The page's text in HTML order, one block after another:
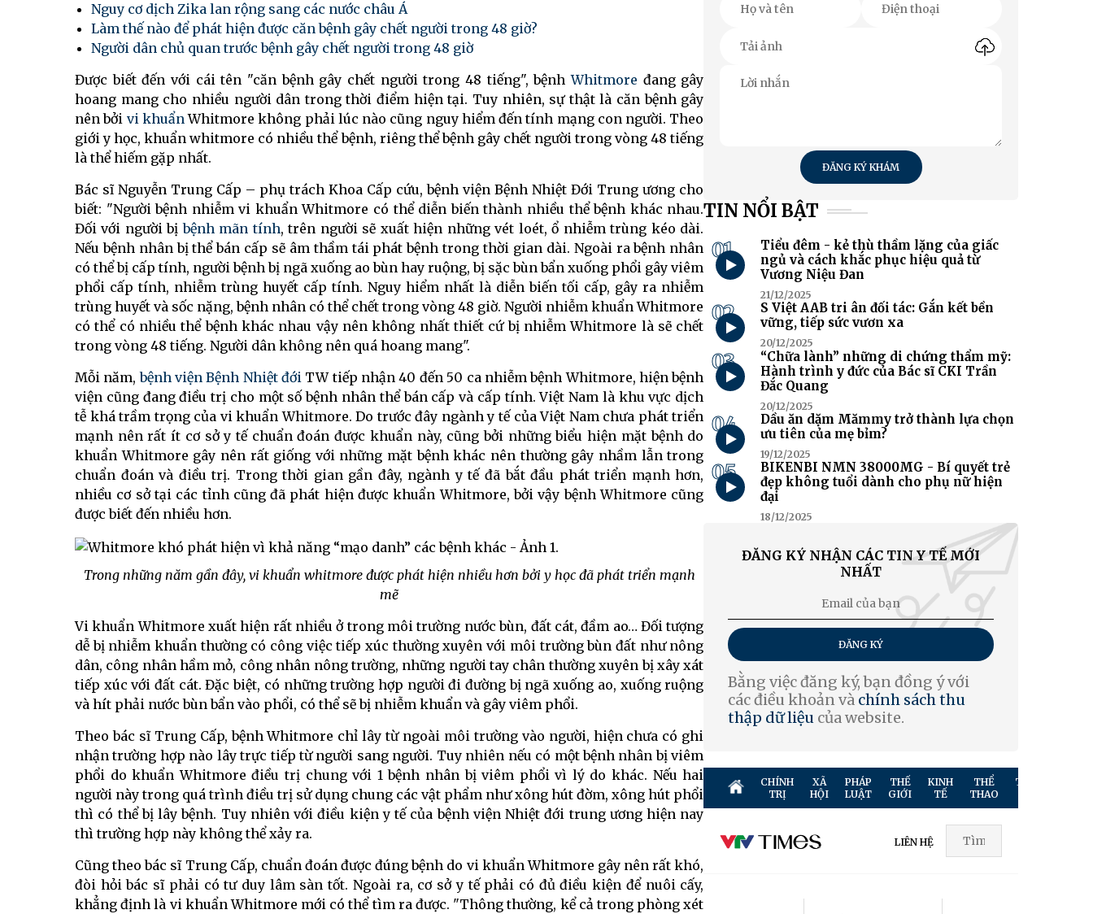
Nguy cơ dịch Zika lan rộng sang các nước châu Á
Làm thế nào để phát hiện được căn bệnh gây chết người trong 48 giờ?
Người dân chủ quan trước bệnh gây chết người trong 48 giờ
Được biết đến với cái tên "căn bệnh gây chết người trong 48 tiếng", bệnhWhitmore đang gây
hoang mang cho nhiều người dân trong thời điểm hiện tại. Tuy nhiên, sự thật là căn bệnh gây
nên bởi vi khuẩnWhitmore không phải lúc nào cũng nguy hiểm đến tính mạng con người. Theo
giới y học, khuẩn whitmore có nhiều thể bệnh, riêng thể bệnh gây chết người trong vòng 48 tiếng
là thể hiếm gặp nhất.
Bác sĩ Nguyễn Trung Cấp – phụ trách Khoa Cấp cứu, bệnh viện Bệnh Nhiệt Đới Trung ương cho
biết: "Người bệnh nhiễm vi khuẩn Whitmore có thể diễn biến thành nhiều thể bệnh khác nhau.
Đối với người bịbệnh mãn tính, trên người sẽ xuất hiện những vét loét, ổ nhiễm trùng kéo dài.
Nếu bệnh nhân bị thể bán cấp sẽ âm thầm tái phát bệnh trong thời gian dài. Ngoài ra bệnh nhân
có thể bị cấp tính, người bệnh bị ngã xuống ao bùn hay ruộng, bị sặc bùn bẩn xuống phổi gây viêm
phổi cấp tính, nhiễm trùng huyết cấp tính. Nguy hiểm nhất là diễn biến tối cấp, gây ra nhiễm
trùng huyết và sốc nặng, bệnh nhân có thể chết trong vòng 48 giờ. Người nhiễm khuẩn Whitmore
có thể có nhiều thể bệnh khác nhau vậy nên không nhất thiết cứ bị nhiễm Whitmore là sẽ chết
trong vòng 48 tiếng. Người dân không nên quá hoang mang".
Mỗi năm,bệnh viện Bệnh Nhiệt đới TW tiếp nhận 40 đến 50 ca nhiễm bệnh Whitmore, hiện bệnh
viện cũng đang điều trị cho một số bệnh nhân thể bán cấp và cấp tính. Việt Nam là khu vực dịch
tễ khá trầm trọng của vi khuẩn Whitmore. Do trước đây ngành y tế của Việt Nam chưa phát triển
mạnh nên rất ít cơ sở y tế chuẩn đoán được khuẩn này, cũng bởi những biểu hiện mặt bệnh do
khuẩn Whitmore gây nên rất giống với những mặt bệnh khác nên thường gây nhầm lẫn trong
chuẩn đoán và điều trị. Trong thời gian gần đây, ngành y tế đã bắt đầu phát triển mạnh hơn,
nhiều cơ sở tại các tỉnh cũng đã phát hiện được khuẩn Whitmore, bởi vậy bệnh Whitmore cũng
được biết đến nhiều hơn.
Trong những năm gần đây, vi khuẩn whitmore được phát hiện nhiều hơn bởi y học đã phát triển mạnh
mẽ
Vi khuẩn Whitmore xuất hiện rất nhiều ở trong môi trường nước bùn, đất cát, đầm ao… Đối tượng
dễ bị nhiễm khuẩn thường có công việc tiếp xúc thường xuyên với môi trường bùn đất như nông
dân, công nhân hầm mỏ, công nhân nông trường, những người tay chân thường xuyên bị xây xát
tiếp xúc với đất cát. Đặc biệt, có những trường hợp người đi đường bị ngã xuống ao, xuống ruộng
và hít phải nước bùn bẩn vào phổi, có thể sẽ bị nhiễm khuẩn và gây viêm phổi.
Theo bác sĩ Trung Cấp, bệnh Whitmore chỉ lây từ ngoài môi trường vào người, hiện chưa có ghi
nhận trường hợp nào lây trực tiếp từ người sang người. Tuy nhiên nếu có một bệnh nhân bị viêm
phổi do khuẩn Whitmore điều trị chung với 1 bệnh nhân bị viêm phổi vì lý do khác. Nếu hai
người này trong quá trình điều trị sử dụng chung các vật phẩm như xông hút đờm, xông hút phổi
thì có thể bị lây bệnh. Tuy nhiên với điều kiện y tế của bệnh viện Nhiệt đới trung ương hiện nay
thì trường hợp này không thể xảy ra.
Cũng theo bác sĩ Trung Cấp, chuẩn đoán được đúng bệnh do vi khuẩn Whitmore gây nên rất khó,
đòi hỏi bác sĩ phải có tư duy lâm sàn tốt. Ngoài ra, cơ sở y tế phải có đủ điều kiện để nuôi cấy,
khẳng định là vi khuẩn Whitmore mới có thể tìm ra được. "Thông thường, kể cả trong phòng xét
ĐĂNG KÝ KHÁM
TIN NỔI BẬT
01
Tiểu đêm - kẻ thù thầm lặng của giấc
ngủ và cách khắc phục hiệu quả từ
Vương Niệu Đan
21/12/2025
02
S Việt AAB tri ân đối tác: Gắn kết bền
vững, tiếp sức vươn xa
20/12/2025
03
“Chữa lành” những di chứng thẩm mỹ:
Hành trình y đức của Bác sĩ CKI Trần
Đắc Quang
20/12/2025
04
Dầu ăn dặm Mămmy trở thành lựa chọn
ưu tiên của mẹ bỉm?
19/12/2025
05
BIKENBI NMN 38000MG - Bí quyết trẻ
đẹp không tuổi dành cho phụ nữ hiện
đại
18/12/2025
ĐĂNG KÝ NHẬN CÁC TIN Y TẾ MỚI
NHẤT
ĐĂNG KÝ
Bằng việc đăng ký, bạn đồng ý với
các điều khoản và chính sách thu
thập dữ liệu của website.
CHÍNH
TRỊ
XÃ
HỘI
PHÁP
LUẬT
THẾ
GIỚI
KINH
TẾ
THỂ
THAO
TRUYỀN
LIÊN HỆ